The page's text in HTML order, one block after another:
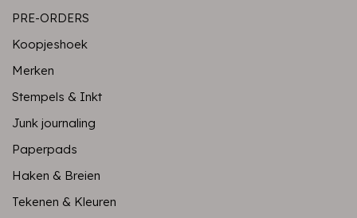
PRE-ORDERS
Koopjeshoek
Merken
Stempels & Inkt
Junk journaling
Paperpads
Haken & Breien
Tekenen & Kleuren